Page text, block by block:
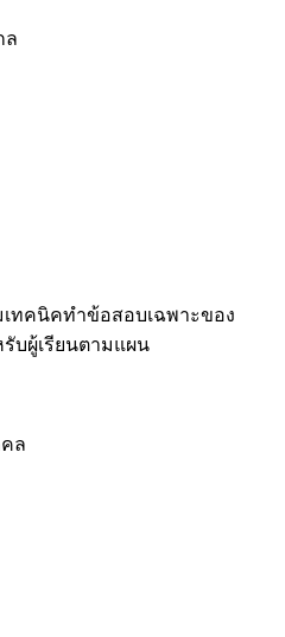
ล
ทคนิคทำข้อสอบเฉพาะของ
รับผู้เรียนตามแผน
ล